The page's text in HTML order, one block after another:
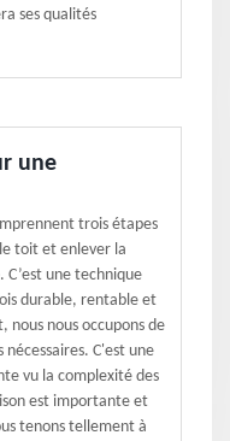
ses qualités
une
trois étapes
toit et enlever la
une technique
durable, rentable et
nous occupons de
C'est une
vu la complexité des
est importante et
tenons tellement à